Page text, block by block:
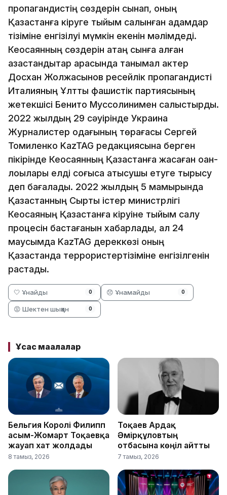
пропагандистің сөздерін сынап, оның
Қазақстанға кіруге тыйым салынған адамдар
тізіміне енгізілуі мүмкін екенін мәлімдеді.
Кеосаянның сөздерін қатаң сынға алған
қазақстандықтар арасында танымал актер
Досхан Жолжақсынов ресейлік пропагандисті
Италияның Ұлттық фашистік партиясының
жетекшісі Бенито Муссолинимен салыстырды.
2022 жылдың 29 сәуірінде Украина
Журналистер одағының төрағасы Сергей
Томиленко KazTAG редакциясына берген
пікірінде Кеосаянның Қазақстанға жасаған қоқан-
лоқылары елді соғысқа қатысушы етуге тырысу
деп бағалады. 2022 жылдың 5 мамырында
Қазақстанның Сыртқы істер министрлігі
Кеосаяның Қазақстанға кіруіне тыйым салу
процесін бастағанын хабарлады, ал 24
маусымда KazTAG дереккөзі оның
Қазақстанда террористертізіміне енгізілгенін
растады.
🤍 Ұнайды 0 😞 Ұнамайды 0
😡 Шектен шыққан 0
Ұқсас мақалалар
Бельгия Королі Филипп
Қасым-Жомарт Тоқаевқа
жауап хат жолдады
8 тамыз, 2026
Тоқаев Ардақ
Әмірқұловтың
отбасына көңіл айтты
7 тамыз, 2026